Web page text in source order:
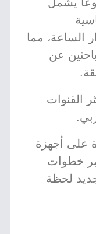
الساعة، مما
عن
القنوات
على أجهزة
خطوات
لحظة